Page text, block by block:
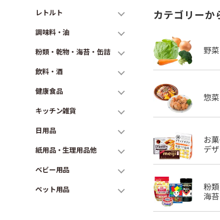
レトルト
調味料・油
粉類・乾物・海苔・缶詰
飲料・酒
健康食品
キッチン雑貨
日用品
紙用品・生理用品他
ベビー用品
ペット用品
カテゴリーか